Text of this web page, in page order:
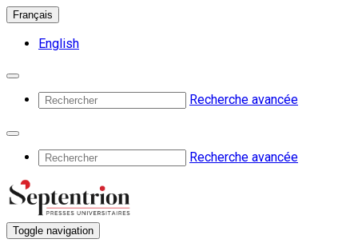
Français
English
Recherche avancée
Recherche avancée
Toggle navigation